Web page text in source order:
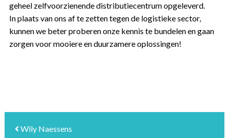
geheel zelfvoorzienende distributiecentrum opgeleverd.
In plaats van ons af te zetten tegen de logistieke sector,
kunnen we beter proberen onze kennis te bundelen en gaan
zorgen voor mooiere en duurzamere oplossingen!
Wily Naessens